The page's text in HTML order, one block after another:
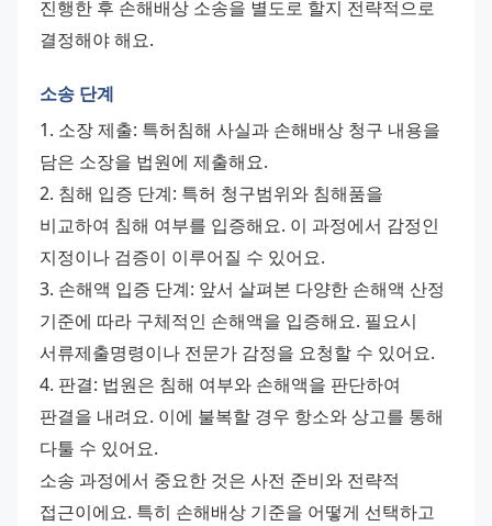
진행한 후 손해배상 소송을 별도로 할지 전략적으로
결정해야 해요.
소송 단계
1. 소장 제출: 특허침해 사실과 손해배상 청구 내용을
담은 소장을 법원에 제출해요.
2. 침해 입증 단계: 특허 청구범위와 침해품을
비교하여 침해 여부를 입증해요. 이 과정에서 감정인
지정이나 검증이 이루어질 수 있어요.
3. 손해액 입증 단계: 앞서 살펴본 다양한 손해액 산정
기준에 따라 구체적인 손해액을 입증해요. 필요시
서류제출명령이나 전문가 감정을 요청할 수 있어요.
4. 판결: 법원은 침해 여부와 손해액을 판단하여
판결을 내려요. 이에 불복할 경우 항소와 상고를 통해
다툴 수 있어요.
소송 과정에서 중요한 것은 사전 준비와 전략적
접근이에요. 특히 손해배상 기준을 어떻게 선택하고